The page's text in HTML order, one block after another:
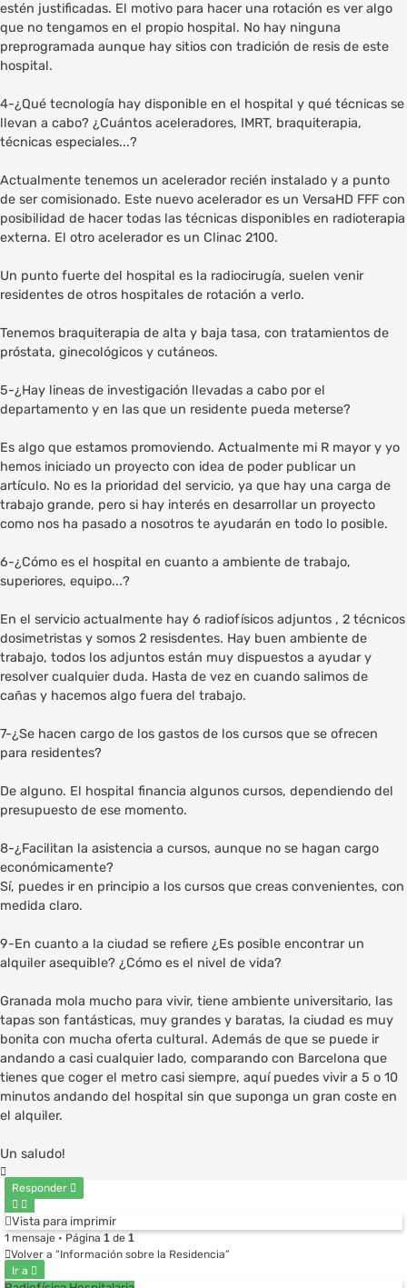
estén justificadas. El motivo para hacer una rotación es ver algo
que no tengamos en el propio hospital. No hay ninguna
preprogramada aunque hay sitios con tradición de resis de este
hospital.
4-¿Qué tecnología hay disponible en el hospital y qué técnicas se
llevan a cabo? ¿Cuántos aceleradores, IMRT, braquiterapia,
técnicas especiales...?
Actualmente tenemos un acelerador recién instalado y a punto
de ser comisionado. Este nuevo acelerador es un VersaHD FFF con
posibilidad de hacer todas las técnicas disponibles en radioterapia
externa. El otro acelerador es un Clinac 2100.
Un punto fuerte del hospital es la radiocirugía, suelen venir
residentes de otros hospitales de rotación a verlo.
Tenemos braquiterapia de alta y baja tasa, con tratamientos de
próstata, ginecológicos y cutáneos.
5-¿Hay lineas de investigación llevadas a cabo por el
departamento y en las que un residente pueda meterse?
Es algo que estamos promoviendo. Actualmente mi R mayor y yo
hemos iniciado un proyecto con idea de poder publicar un
artículo. No es la prioridad del servicio, ya que hay una carga de
trabajo grande, pero si hay interés en desarrollar un proyecto
como nos ha pasado a nosotros te ayudarán en todo lo posible.
6-¿Cómo es el hospital en cuanto a ambiente de trabajo,
superiores, equipo...?
En el servicio actualmente hay 6 radiofísicos adjuntos , 2 técnicos
dosimetristas y somos 2 resisdentes. Hay buen ambiente de
trabajo, todos los adjuntos están muy dispuestos a ayudar y
resolver cualquier duda. Hasta de vez en cuando salimos de
cañas y hacemos algo fuera del trabajo.
7-¿Se hacen cargo de los gastos de los cursos que se ofrecen
para residentes?
De alguno. El hospital financia algunos cursos, dependiendo del
presupuesto de ese momento.
8-¿Facilitan la asistencia a cursos, aunque no se hagan cargo
económicamente?
Sí, puedes ir en principio a los cursos que creas convenientes, con
medida claro.
9-En cuanto a la ciudad se refiere ¿Es posible encontrar un
alquiler asequible? ¿Cómo es el nivel de vida?
Granada mola mucho para vivir, tiene ambiente universitario, las
tapas son fantásticas, muy grandes y baratas, la ciudad es muy
bonita con mucha oferta cultural. Además de que se puede ir
andando a casi cualquier lado, comparando con Barcelona que
tienes que coger el metro casi siempre, aquí puedes vivir a 5 o 10
minutos andando del hospital sin que suponga un gran coste en
el alquiler.
Un saludo!
Responder
Vista para imprimir
1 mensaje • Página 1 de 1
Volver a “Información sobre la Residencia”
Ir a